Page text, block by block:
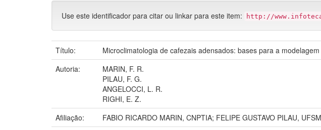
Use este identificador para citar ou linkar para este item: http://
Título:
Microclimatologia de cafezais adensados: bases para a
Autoria:
MARIN, F. R.
PILAU, F. G.
ANGELOCCI, L. R.
RIGHI, E. Z.
Afiliação:
FABIO RICARDO MARIN, CNPTIA; FELIPE GUSTAVO PILAU,